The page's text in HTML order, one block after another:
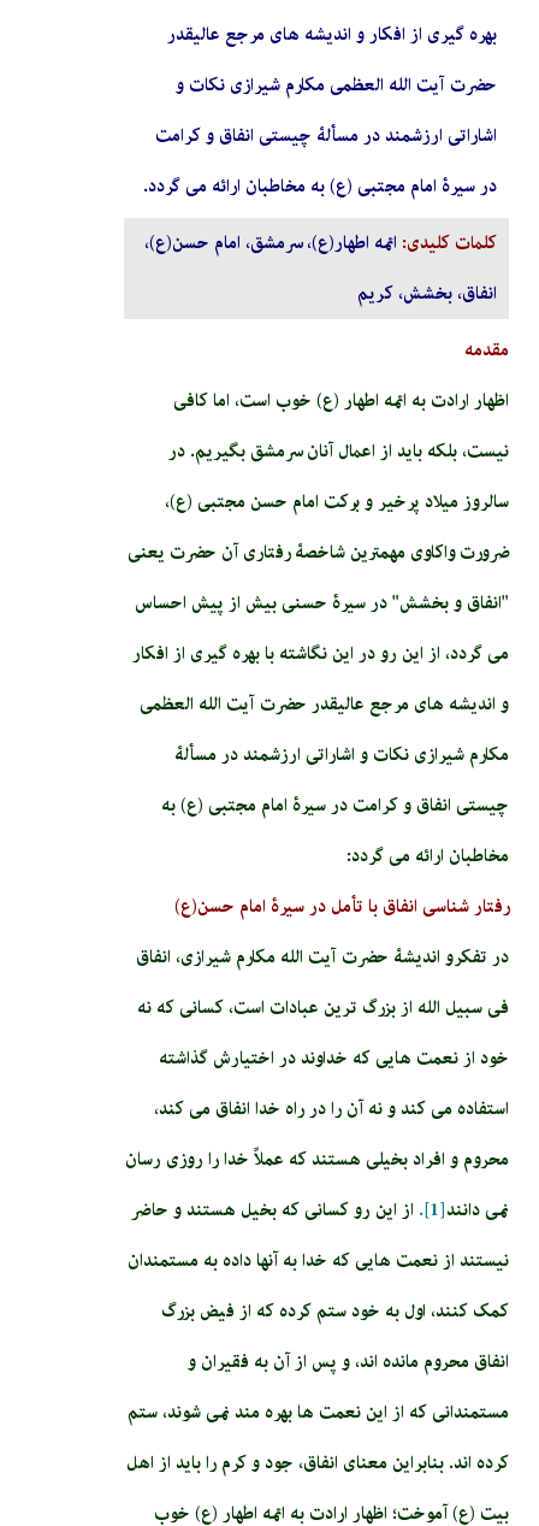
بهره گیری از افکار و اندیشه های مرجع عالیقدر
حضرت آیت الله العظمی مکارم شیرازی نکات و
اشاراتی ارزشمند در مسألۀ چیستی انفاق و کرامت
در سیرۀ امام مجتبی (ع) به مخاطبان ارائه می گردد.
کلمات کلیدی: ائمه اطهار(ع)، سرمشق، امام حسن(ع)،
انفاق، بخشش، کریم
مقدمه
اظهار ارادت به ائمه اطهار (ع) خوب است، اما کافی
نیست، بلکه باید از اعمال آنان سرمشق بگیریم. در
سالروز میلاد پرخیر و برکت امام حسن مجتبی (ع)،
ضرورت واکاوی مهمترین شاخصۀ رفتاری آن حضرت یعنی
"انفاق و بخشش" در سیرۀ حسنی بیش از پیش احساس
می گردد، از این رو در این نگاشته با بهره گیری از افکار
و اندیشه های مرجع عالیقدر حضرت آیت الله العظمی
مکارم شیرازی نکات و اشاراتی ارزشمند در مسألۀ
چیستی انفاق و کرامت در سیرۀ امام مجتبی (ع) به
مخاطبان ارائه می گردد:
رفتار شناسی انفاق با تأمل در سیرۀ امام حسن(ع)
در تفکرو اندیشۀ حضرت آیت الله مکارم شیرازی، انفاق
فی سبیل الله از بزرگ ترین عبادات است، کسانی که نه
خود از نعمت هایی که خداوند در اختیارش گذاشته
استفاده می کند و نه آن را در راه خدا انفاق می کند،
محروم و افراد بخیلی هستند که عملاً خدا را روزی رسان
نمی دانند[1].
از این رو کسانی که بخیل هستند و حاضر
نیستند از نعمت هایی که خدا به آنها داده به مستمندان
کمک کنند، اول به خود ستم کرده که از فیض بزرگ
انفاق محروم مانده اند، و پس از آن به فقیران و
مستمندانی که از این نعمت ها بهره مند نمی شوند، ستم
کرده اند. بنابراین معنای انفاق، جود و کرم را باید از اهل
بیت (ع) آموخت؛ اظهار ارادت به ائمه اطهار (ع) خوب